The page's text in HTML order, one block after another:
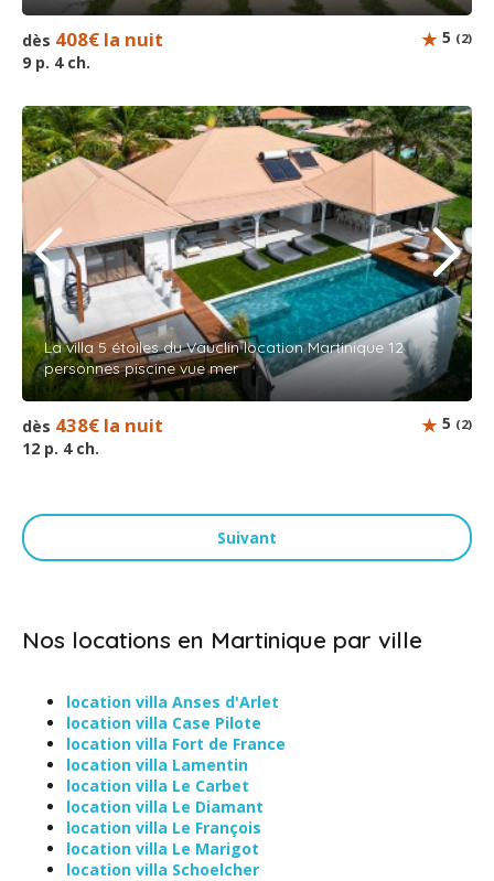
dès 408€ la nuit
9 p. 4 ch.
5 (2)
La villa 5 étoiles du Vauclin location Martinique 12
personnes piscine vue mer
dès 438€ la nuit
12 p. 4 ch.
5 (2)
Suivant
Nos locations en Martinique par ville
location villa Anses d'Arlet
location villa Case Pilote
location villa Fort de France
location villa Lamentin
location villa Le Carbet
location villa Le Diamant
location villa Le François
location villa Le Marigot
location villa Schoelcher